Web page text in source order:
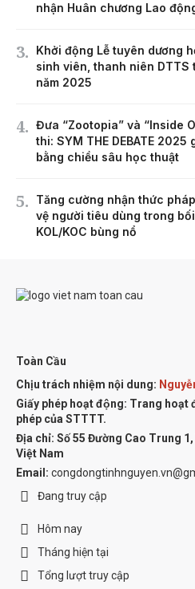
nhận Huân chương Lao
Khởi động Lễ tuyên dương
sinh viên, thanh niên DTTS
năm 2025
Đưa “Zootopia” và “Inside
thi: SYM THE DEBATE 2025
bằng chiều sâu học thuật
Tăng cường nhận thức
vệ người tiêu dùng trong
KOL/KOC bùng nổ
Toàn Cầu
Chịu trách nhiệm nội dung:
Giấy phép hoạt động: Trang hoạt
phép của STTTT.
Địa chỉ: Số 55 Đường Cao Trung
Việt Nam
Email:
Đang truy cập
Hôm nay
Tháng hiện tại
Tổng lượt truy cập